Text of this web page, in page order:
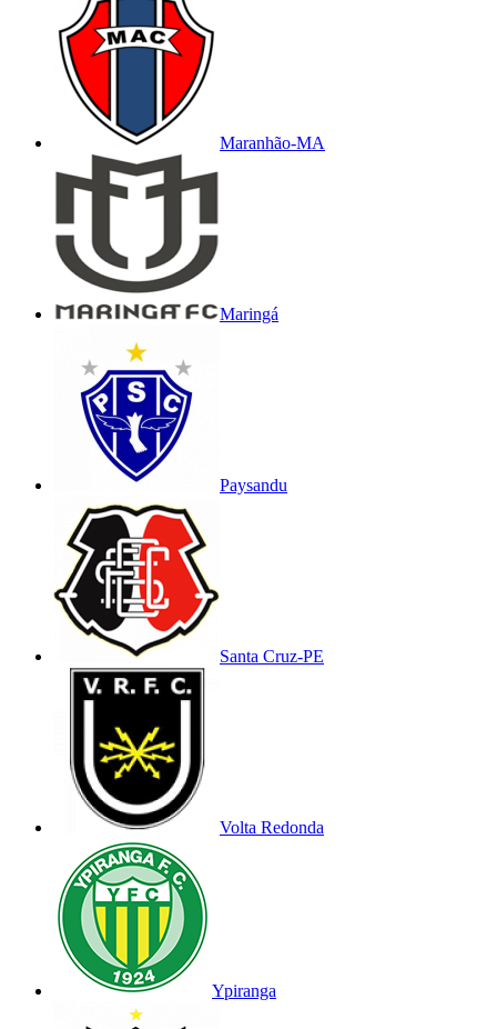
Maranhão-MA
Maringá
Paysandu
Santa Cruz-PE
Volta Redonda
Ypiranga